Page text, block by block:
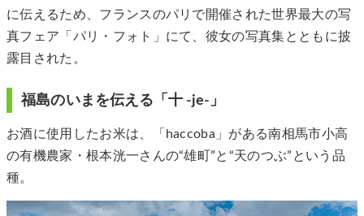
に伝えるため、フランスのパリで開催された世界最大の写
真フェア「パリ・フォト」にて、彼女の写真集とともに披
露目された。
福島のいまを伝える「十 -je-」
お酒に使用したお米は、「haccoba」がある南相馬市小高
の有機農家・根本洸一さんの“雄町”と“天のつぶ”という品
種。